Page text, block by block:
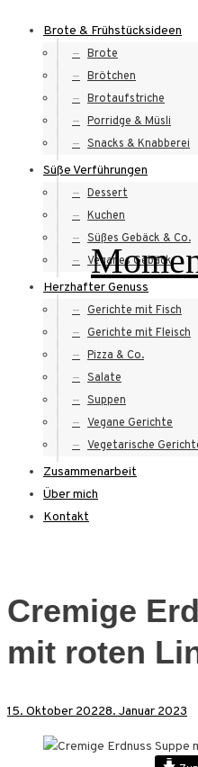
Brote & Frühstücksideen
Brote
Brötchen
Brotaufstriche
Porridge & Müsli
Snacks & Knabberei
Süße Verführungen
Dessert
Kuchen
Süßes Gebäck & Co.
Veganes Gebäck
Herzhafter Genuss
Gerichte mit Fisch
Gerichte mit Fleisch
Pizza & Co.
Salate
Suppen
Vegane Gerichte
Vegetarische
Zusammenarbeit
Über mich
Kontakt
Cremige
mit roten
15. Oktober 20228. Januar 2023